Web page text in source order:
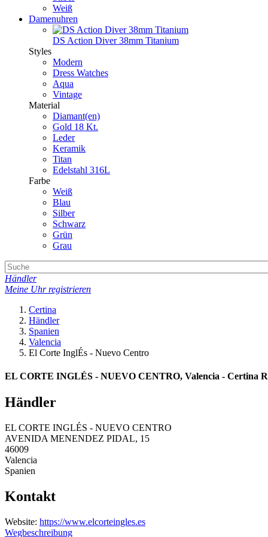
Weiß
Damenuhren
DS Action Diver 38mm Titanium
Styles
Modern
Dress Watches
Aqua
Vintage
Material
Diamant(en)
Gold 18 Kt.
Leder
Keramik
Titan
Edelstahl 316L
Farbe
Weiß
Blau
Silber
Schwarz
Grün
Grau
Händler
Meine Uhr registrieren
Certina
Händler
Spanien
Valencia
El Corte InglÉs - Nuevo Centro
EL CORTE INGLÉS - NUEVO CENTRO, Valencia - Certina
Händler
EL CORTE INGLÉS - NUEVO CENTRO
AVENIDA MENENDEZ PIDAL, 15
46009
Valencia
Spanien
Kontakt
Website: https://www.elcorteingles.es
Wegbeschreibung